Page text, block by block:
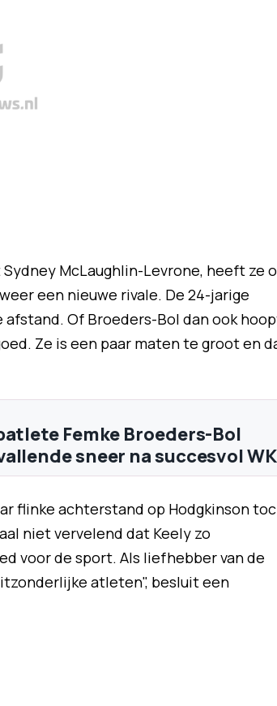
McLaughlin-Levrone, heeft ze
een nieuwe rivale. De 24-jarige
Of Broeders-Bol dan ook
Ze is een paar maten te groot en
Femke Broeders-Bol
sneer na succesvol WK
flinke achterstand op Hodgkinson
niet vervelend dat Keely zo
voor de sport. Als liefhebber van de
atleten", besluit een